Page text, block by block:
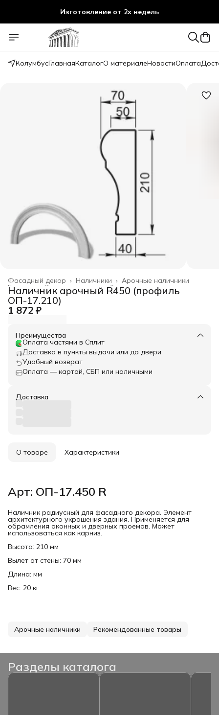
Изготовление от 2х недель
Изготовление от 2х недель
КолумбусГлавнаяКаталогО материалеНовостиОплата
Арочные наличники
Наличники ›
Фасадный декор ›
Весь архитектурный декор ›
Главная ›
Наличник арочный R450 (профиль
ОП-17.210)
1 872 ₽
Преимущества
Оплата частями в Сплит
Доставка в пункты выдачи или до двери
Удобный возврат
Оплата — картой, СБП или наличными
Доставка
О товаре Характеристики
Арт: ОП-17.450 R
Наличник радиусный для фасадного декора. Элемент
архитектурного украшения здания. Применяется для
обрамления оконных и дверных проемов. Может
использоваться как карниз.
Высота: 210 мм
Вылет от стены: 70 мм
Длина: мм
Вес: 20 кг
Арочные наличники Рекомендованные товары
Разделы каталога